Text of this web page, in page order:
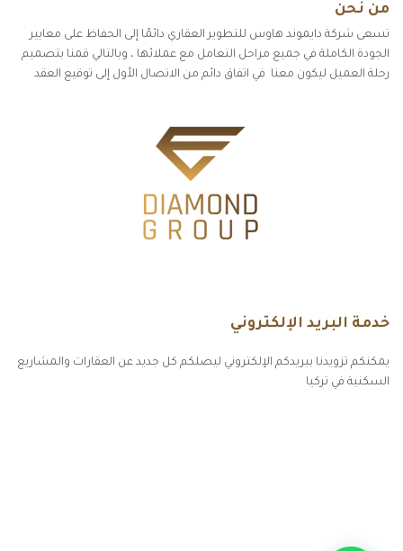
من نحن
تسعى شركة دايموند هاوس للتطوير العقاري دائمًا إلى الحفاظ على معايير
الجودة الكاملة في جميع مراحل التعامل مع عملائها ، وبالتالي قمنا بتصميم
رحلة العميل ليكون معنا في اتفاق دائم من الاتصال الأول إلى توقيع العقد
خدمة البريد الإلكتروني
يمكنكم تزويدنا ببريدكم الإلكتروني ليصلكم كل جديد عن العقارات والمشاريع
السكنية في تركيا